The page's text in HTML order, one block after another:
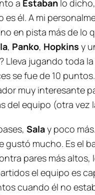
a Estaban lo
es él. A mi
en pista más de lo
, Panko, Hopkins y
? Lleva jugando toda
se fue de 10
muy interesante
del equipo (otra vez
Salay poco más.
gustó mucho. Es el
pares más altos,
el equipo es
cuando él no